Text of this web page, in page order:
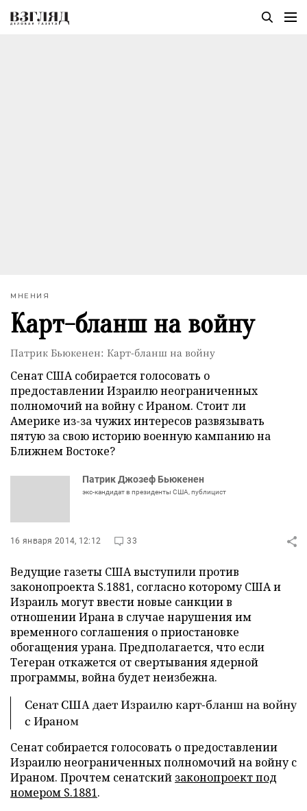
МНЕНИЯ
Карт-бланш на войну
Патрик Бьюкенен: Карт-бланш на войну
Сенат США собирается голосовать о
предоставлении Израилю неограниченных
полномочий на войну с Ираном. Стоит ли
Америке из-за чужих интересов развязывать
пятую за свою историю военную кампанию на
Ближнем Востоке?
Патрик Джозеф Бьюкенен
экс-кандидат в президенты США, публицист
16 января 2014, 12:12 33
Ведущие газеты США выступили против
законопроекта S.1881, согласно которому США и
Израиль могут ввести новые санкции в
отношении Ирана в случае нарушения им
временного соглашения о приостановке
обогащения урана. Предполагается, что если
Тегеран откажется от свертывания ядерной
программы, война будет неизбежна.
Сенат США дает Израилю карт-бланш на войну
с Ираном
Сенат собирается голосовать о предоставлении
Израилю неограниченных полномочий на войну с
Ираном. Прочтем сенатский законопроект под
номером S.1881.